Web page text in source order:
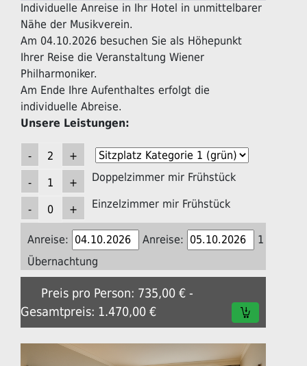
Individuelle Anreise in Ihr Hotel in unmittelbarer
Nähe der Musikverein.
Am 04.10.2026 besuchen Sie als Höhepunkt
Ihrer Reise die Veranstaltung Wiener
Philharmoniker.
Am Ende Ihre Aufenthaltes erfolgt die
individuelle Abreise.
Unsere Leistungen:
Doppelzimmer mir Frühstück
Einzelzimmer mir Frühstück
Anreise: Anreise:
1
Übernachtung
Preis pro Person: 735,00 € -
Gesamtpreis: 1.470,00 €